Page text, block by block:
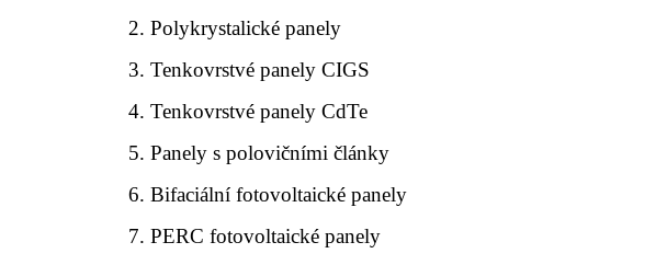
Polykrystalické panely
Tenkovrstvé panely CIGS
Tenkovrstvé panely CdTe
Panely s polovičními články
Bifaciální fotovoltaické panely
PERC fotovoltaické panely